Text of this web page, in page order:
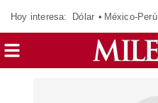
Hoy interesa: Dólar México-Perú